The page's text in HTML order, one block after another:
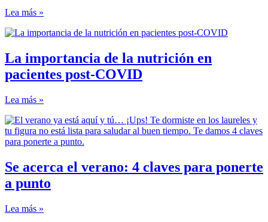
Lea más »
La importancia de la nutrición en
pacientes post-COVID
Lea más »
Se acerca el verano: 4 claves para ponerte
a punto
Lea más »